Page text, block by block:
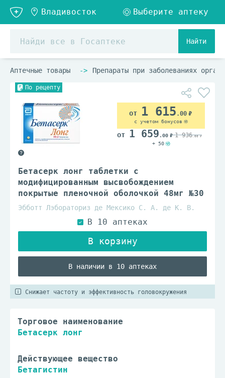
Найти
Аптечные товары Препараты при заболеваниях
По рецепту
Бетасерк лонг таблетки с
модифицированным высвобождением
покрытые пленочной оболочкой 48мг №30
Эбботт Лэбораториз де Мексико С. А. де К. В.
В наличии в 10 аптеках
1 615 .00
с учетом бонусов
1 659 .00 1 936.00
+ 50
Снижает частоту и эффективность головокружения
Торговое наименование
Бетасерк лонг
Действующее вещество
Бетагистин